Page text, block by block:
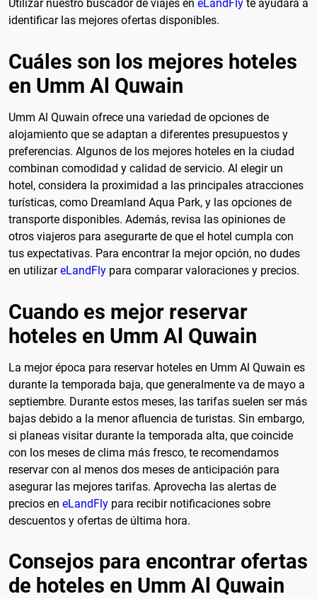
Utilizar nuestro buscador de viajes en eLandFly te ayudará a
identificar las mejores ofertas disponibles.
Cuáles son los mejores hoteles
en Umm Al Quwain
Umm Al Quwain ofrece una variedad de opciones de
alojamiento que se adaptan a diferentes presupuestos y
preferencias. Algunos de los mejores hoteles en la ciudad
combinan comodidad y calidad de servicio. Al elegir un
hotel, considera la proximidad a las principales atracciones
turísticas, como Dreamland Aqua Park, y las opciones de
transporte disponibles. Además, revisa las opiniones de
otros viajeros para asegurarte de que el hotel cumpla con
tus expectativas. Para encontrar la mejor opción, no dudes
en utilizareLandFly para comparar valoraciones y precios.
Cuando es mejor reservar
hoteles en Umm Al Quwain
La mejor época para reservar hoteles en Umm Al Quwain es
durante la temporada baja, que generalmente va de mayo a
septiembre. Durante estos meses, las tarifas suelen ser más
bajas debido a la menor afluencia de turistas. Sin embargo,
si planeas visitar durante la temporada alta, que coincide
con los meses de clima más fresco, te recomendamos
reservar con al menos dos meses de anticipación para
asegurar las mejores tarifas. Aprovecha las alertas de
precios en eLandFly para recibir notificaciones sobre
descuentos y ofertas de última hora.
Consejos para encontrar ofertas
de hoteles en Umm Al Quwain